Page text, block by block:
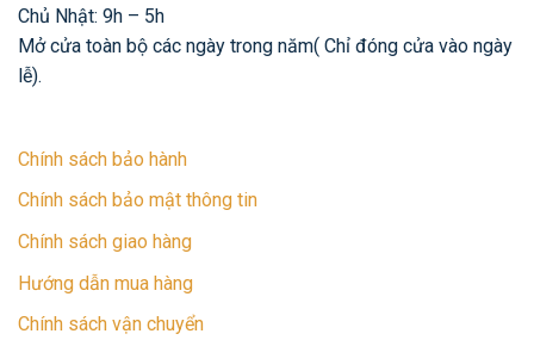
Chủ Nhật: 9h – 5h
Mở cửa toàn bộ các ngày trong năm( Chỉ đóng cửa vào ngày
lễ).
Chính sách bảo hành
Chính sách bảo mật thông tin
Chính sách giao hàng
Hướng dẫn mua hàng
Chính sách vận chuyển